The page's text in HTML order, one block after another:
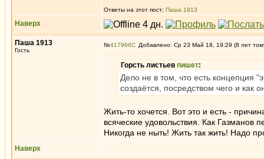
Ответы на этот пост: Паша 1913
Наверх
Паша 1913
Гость
№417966 Добавлено: Ср 23 Май 18, 19:29 (8 лет
Горсть листьев пишет:
Дело не в том, что есть концепция
создаётся, посредством чего и как
Жить-то хочется. Вот это и есть -
всяческие удовольствия. Как Газманов
Никогда не ныть! Жить так жить! Надо
Наверх